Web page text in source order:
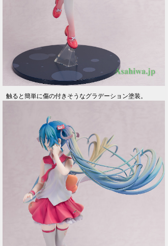
触ると簡単に傷の付きそうなグラデーション塗装。